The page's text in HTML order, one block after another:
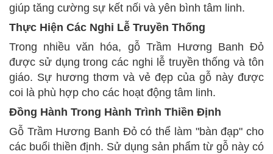
giúp tăng cường sự kết nối và yên bình tâm linh.
Thực Hiện Các Nghi Lễ Truyền Thống
Trong nhiều văn hóa, gỗ Trầm Hương Banh Đỏ
được sử dụng trong các nghi lễ truyền thống và tôn
giáo. Sự hương thơm và vẻ đẹp của gỗ này được
coi là phù hợp cho các hoạt động tâm linh.
Đồng Hành Trong Hành Trình Thiền Định
Gỗ Trầm Hương Banh Đỏ có thể làm "bàn đạp" cho
các buổi thiền định. Sử dụng sản phẩm từ gỗ này có